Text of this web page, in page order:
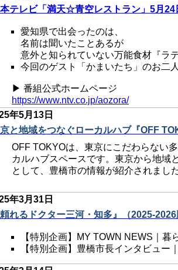
本テレビ「満天☆青空レストラン」5月
愛知県で出会ったのは、
名前は聞いたことあるが
意外と知られていない万能食材『ラ
今回のゲスト「かまいたち」のお二
▶ 番組公式ホームページ
https://www.ntv.co.jp/aozora/
年5月13日
と地域をつなぐローカルハブ『OFF
OFF TOKYOは、東京にこだわらない
カルハブスペースです。東京から地域
として、豊橋市の情報が紹介されました
年3月31日
頼れるドクター三河・知多』（2025-
【特別企画】MY TOWN NEWS｜暮
【特別企画】豊橋市長インタビュー